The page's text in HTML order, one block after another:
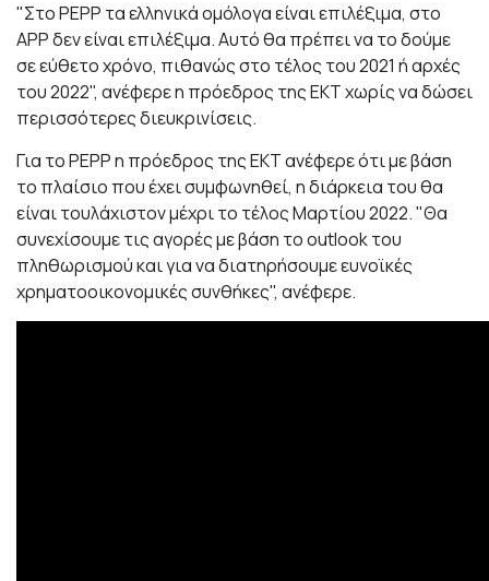
"Στο PEPP τα ελληνικά ομόλογα είναι επιλέξιμα, στο
APP δεν είναι επιλέξιμα. Αυτό θα πρέπει να το δούμε
σε εύθετο χρόνο, πιθανώς στο τέλος του 2021 ή αρχές
του 2022", ανέφερε η πρόεδρος της ΕΚΤ χωρίς να δώσει
περισσότερες διευκρινίσεις.
Για το PEPP η πρόεδρος της ΕΚΤ ανέφερε ότι με βάση
το πλαίσιο που έχει συμφωνηθεί, η διάρκεια του θα
είναι τουλάχιστον μέχρι το τέλος Μαρτίου 2022. "Θα
συνεχίσουμε τις αγορές με βάση το outlook του
πληθωρισμού και για να διατηρήσουμε ευνοϊκές
χρηματοοικονομικές συνθήκες", ανέφερε.